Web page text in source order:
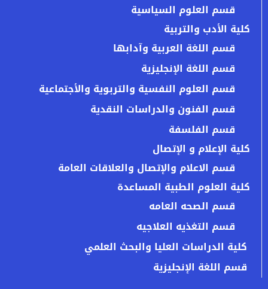
قسم العلوم السياسية
كلية الأدب والتربية
قسم اللغة العربية وآدابها
قسم اللغة الإنجليزية
قسم العلوم النفسية والتربوية والأجتماعية
قسم الفنون والدراسات النقدية
قسم الفلسفة
كلية الإعلام و الإتصال
قسم الاعلام والإتصال والعلاقات العامة
كلية العلوم الطبية المساعدة
قسم الصحه العامه
قسم التغذيه العلاجيه
كلية الدراسات العليا والبحث العلمي
قسم اللغة الإنجليزية